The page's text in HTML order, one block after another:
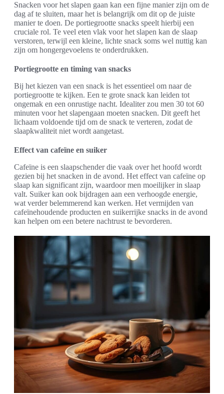
Snacken voor het slapen gaan kan een fijne manier zijn om de
dag af te sluiten, maar het is belangrijk om dit op de juiste
manier te doen. De portiegrootte snacks speelt hierbij een
cruciale rol. Te veel eten vlak voor het slapen kan de slaap
verstoren, terwijl een kleine, lichte snack soms wel nuttig kan
zijn om hongergevoelens te onderdrukken.
Portiegrootte en timing van snacks
Bij het kiezen van een snack is het essentieel om naar de
portiegrootte te kijken. Een te grote snack kan leiden tot
ongemak en een onrustige nacht. Idealiter zou men 30 tot 60
minuten voor het slapengaan moeten snacken. Dit geeft het
lichaam voldoende tijd om de snack te verteren, zodat de
slaapkwaliteit niet wordt aangetast.
Effect van cafeïne en suiker
Cafeïne is een slaapschender die vaak over het hoofd wordt
gezien bij het snacken in de avond. Het effect van cafeïne op
slaap kan significant zijn, waardoor men moeilijker in slaap
valt. Suiker kan ook bijdragen aan een verhoogde energie,
wat verder belemmerend kan werken. Het vermijden van
cafeïnehoudende producten en suikerrijke snacks in de avond
kan helpen om een betere nachtrust te bevorderen.